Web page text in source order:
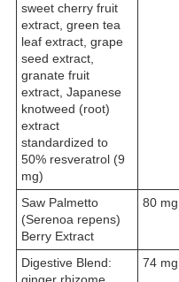
sweet cherry fruit
extract, green tea
leaf extract, grape
seed extract,
granate fruit
extract, Japanese
knotweed (root)
extract
standardized to
50% resveratrol (9
mg)
Saw Palmetto
(Serenoa repens)
Berry Extract
80 mg
Digestive Blend:
74 mg